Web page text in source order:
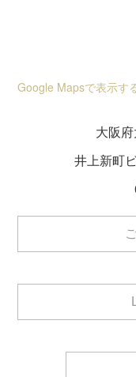
Google Mapsで表示す
大阪
井上新町